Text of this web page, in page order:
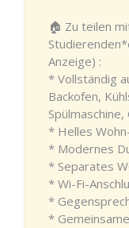
🏠 Zu teilen
Anzeige) :
* Vollständig
Backofen,
Spülmaschine,
* Helles
* Modernes
* Separates
* Wi-Fi-
*
*